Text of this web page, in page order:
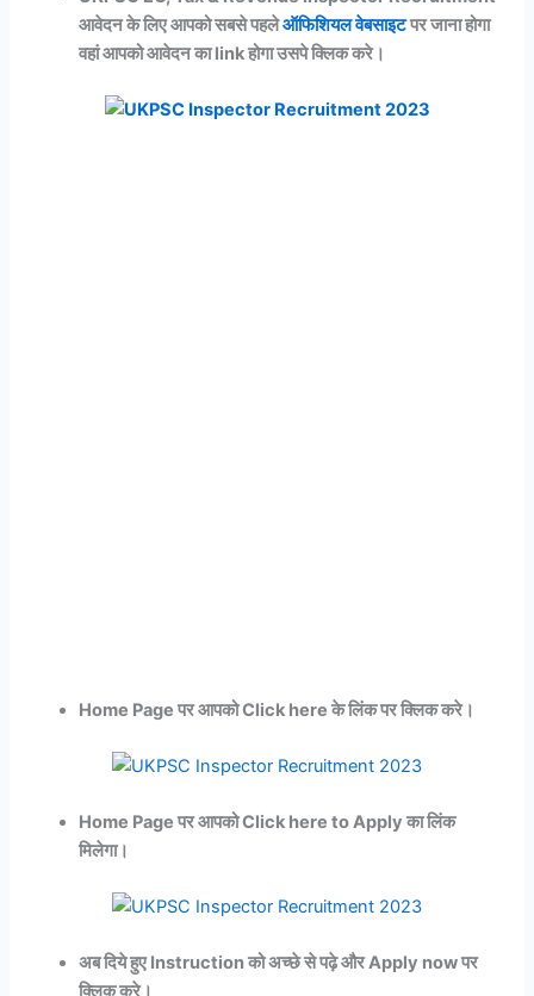
आवेदन के लिए आपको सबसे पहलेऑफिशियलवेबसाइटपर जाना होगा
वहां आपको आवेदन का link होगा उसपे क्लिक करे।
Home Page पर आपको Click here के लिंक पर क्लिक करे।
Home Page पर आपको Click here to Apply का लिंक
मिलेगा।
अब दिये हुए Instruction को अच्छे से पढ़े और Apply now पर
क्लिक करे।